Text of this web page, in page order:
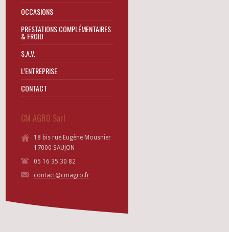
OCCASIONS
PRESTATIONS COMPLÉMENTAIRES
& FROID
S.A.V.
L’ENTREPRISE
CONTACT
CM AGRO Sarl
18 bis rue Eugène Mousnier
17000 SAUJON
05 16 35 30 82
contact@cmagro.fr